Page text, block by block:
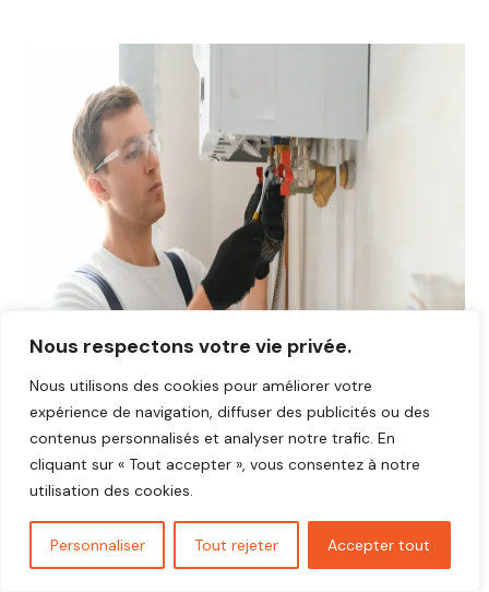
Nous respectons votre vie privée.
Nous utilisons des cookies pour améliorer votre
expérience de navigation, diffuser des publicités ou des
contenus personnalisés et analyser notre trafic. En
cliquant sur « Tout accepter », vous consentez à notre
utilisation des cookies.
Personnaliser Tout rejeter Accepter tout
Vous cherchez un plombier fiable et réactif dansChauvry
95560?